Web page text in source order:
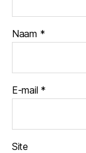
Naam *
E-mail *
Site